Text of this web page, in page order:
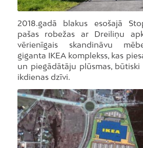
2018.gadā blakus esošajā
pašas robežas ar Dreiliņu
vērienīgais skandināvu
giganta IKEA komplekss, kas
un piegādātāju plūsmas, būtiski
ikdienas dzīvi.
Foto: LETA/ AFP